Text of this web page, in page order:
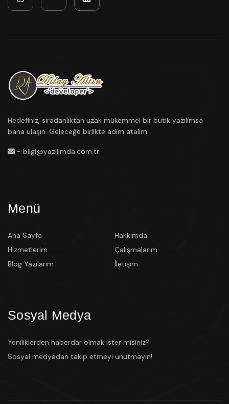
Hedefiniz, sıradanlıktan uzak mükemmel bir butik yazılımsa
bana ulaşın. Geleceğe birlikte adım atalım.
- bilgi@yazilimda.com.tr
Menü
Ana Sayfa
Hakkımda
Hizmetlerim
Çalışmalarım
Blog Yazılarım
İletişim
Sosyal Medya
Yeniliklerden haberdar olmak ister misiniz?
Sosyal medyadan takip etmeyi unutmayın!